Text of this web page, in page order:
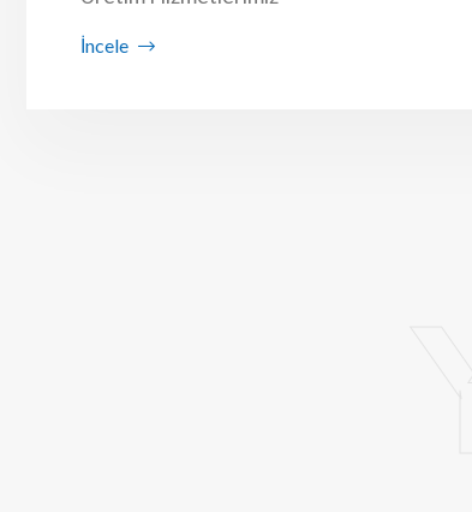
İncele